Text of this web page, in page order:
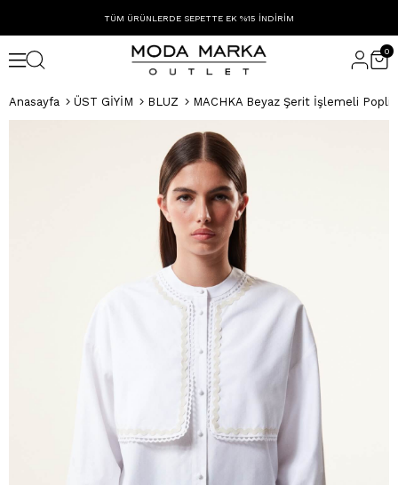
TÜM ÜRÜNLERDE SEPETTE EK %15 İNDİRİM
0
Anasayfa ÜST GİYİM BLUZ MACHKA Beyaz Şerit İşlemeli